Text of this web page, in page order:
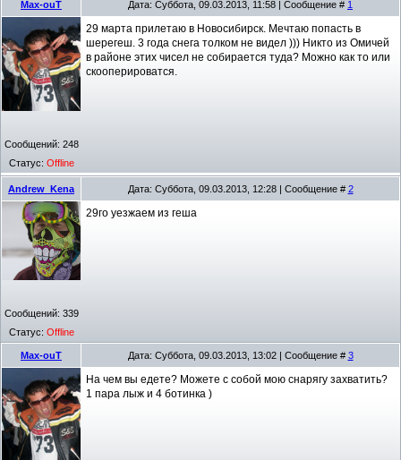
Max-ouT Дата: Суббота, 09.03.2013, 11:58 | Сообщение # 1
Сообщений: 248
Статус: Offline
29 марта прилетаю в Новосибирск. Мечтаю попасть в
шерегеш. 3 года снега толком не видел ))) Никто из Омичей
в районе этих чисел не собирается туда? Можно как то или
скооперироватся.
Andrew_Kena Дата: Суббота, 09.03.2013, 12:28 | Сообщение # 2
Сообщений: 339
Статус: Offline
29го уезжаем из геша
Max-ouT Дата: Суббота, 09.03.2013, 13:02 | Сообщение # 3
На чем вы едете? Можете с собой мою снарягу захватить?
1 пара лыж и 4 ботинка )